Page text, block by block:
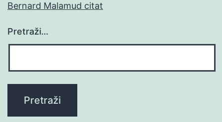
Bernard Malamud citat
Pretraži…